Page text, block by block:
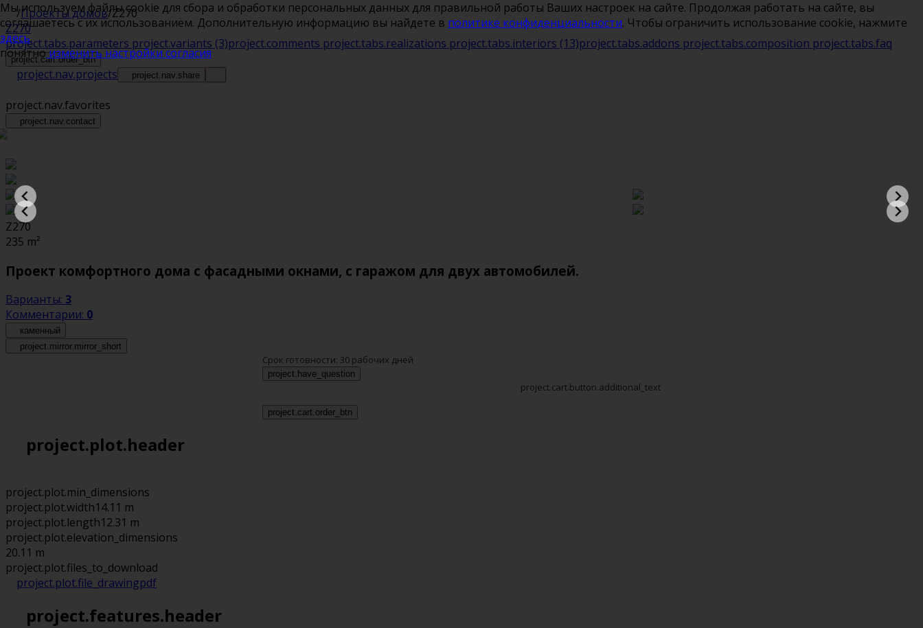
/Проекты домов/Z270
Z270
project.tabs.parameters project.variants (3)project.comments project.tabs.realizations project.tabs.interiors (13)project.tabs.addons project.tabs.composition project.tabs.faq
project.cart.order_btn
project.nav.projects project.nav.share
project.nav.favorites
project.nav.contact
Z270
235 m²
Проект комфортного дома с фасадными окнами, с гаражом для двух автомобилей.
Варианты: 3
Комментарии: 0
каменный
project.mirror.mirror_short
Срок готовности: 30 рабочих дней
project.have_question
project.cart.button.additional_text
project.cart.order_btn
project.plot.header
project.plot.min_dimensions
project.plot.width14.11 m
project.plot.length12.31 m
project.plot.elevation_dimensions
20.11 m
project.plot.files_to_download
project.plot.file_drawingpdf
project.features.header
Мы используем файлы cookie для сбора и обработки персональных данных для правильной работы Ваших настроек на сайте. Продолжая работать на сайте, вы
соглашаетесь с их использованием. Дополнительную информацию вы найдете в политике конфиденциальности. Чтобы ограничить использование cookie, нажмите
здесь.
понятноизменить настройки согласия